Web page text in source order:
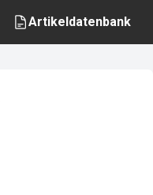
Artikeldatenbank